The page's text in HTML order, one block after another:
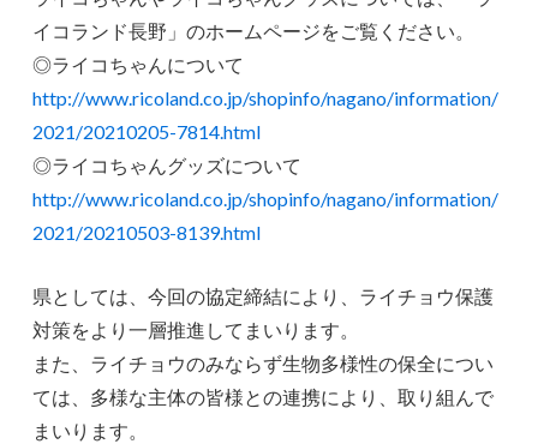
イコランド長野」のホームページをご覧ください。
◎ライコちゃんについて
http://www.ricoland.co.jp/shopinfo/nagano/information/
2021/20210205-7814.html
◎ライコちゃんグッズについて
http://www.ricoland.co.jp/shopinfo/nagano/information/
2021/20210503-8139.html
県としては、今回の協定締結により、ライチョウ保護
対策をより一層推進してまいります。
また、ライチョウのみならず生物多様性の保全につい
ては、多様な主体の皆様との連携により、取り組んで
まいります。